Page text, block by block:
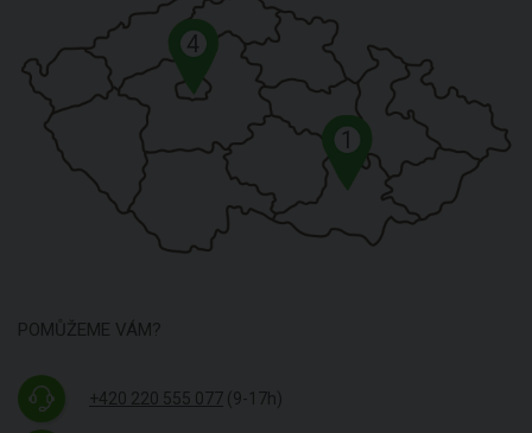
1
4
POMŮŽEME VÁM?
+420 220 555 077 (9-17h)